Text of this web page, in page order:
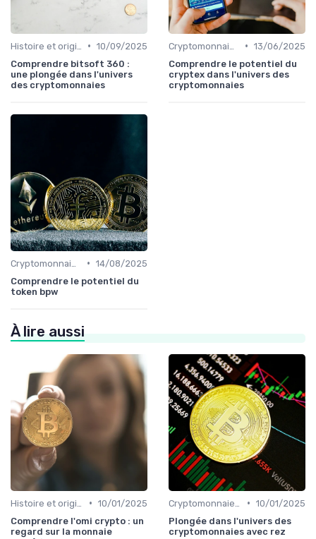
• 10/09/2025
Comprendre bitsoft 360 :
une plongée dans l'univers
des cryptomonnaies
• 13/06/2025
Comprendre le potentiel du
cryptex dans l'univers des
cryptomonnaies
• 14/08/2025
Comprendre le potentiel du
token bpw
À lire aussi
• 10/01/2025
Comprendre l'omi crypto : un
regard sur la monnaie
• 10/01/2025
Plongée dans l'univers des
cryptomonnaies avec rez